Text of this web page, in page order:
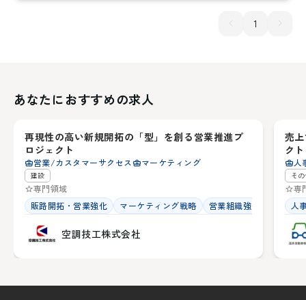
1
あなたにおすすめの求人
宮城県
再現性の高い新規開拓の「型」を創る営業推進プ
ロジェクト
営業/カスタマーサクセス マーケティング
建設
専門領域
販路開拓・営業強化
マーケティング戦略 営業組織強化
空調技工株式会社
売
クト
人
そ
専
人